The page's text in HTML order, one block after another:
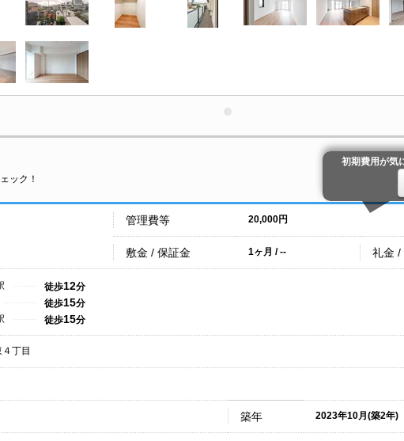
ック！
初期費用が気
管理費等 20,000円
敷金 / 保証金 1ヶ月 / -- 礼金 /
徒歩12分
徒歩15分
徒歩15分
丁目
築年 2023年10月(築2年)